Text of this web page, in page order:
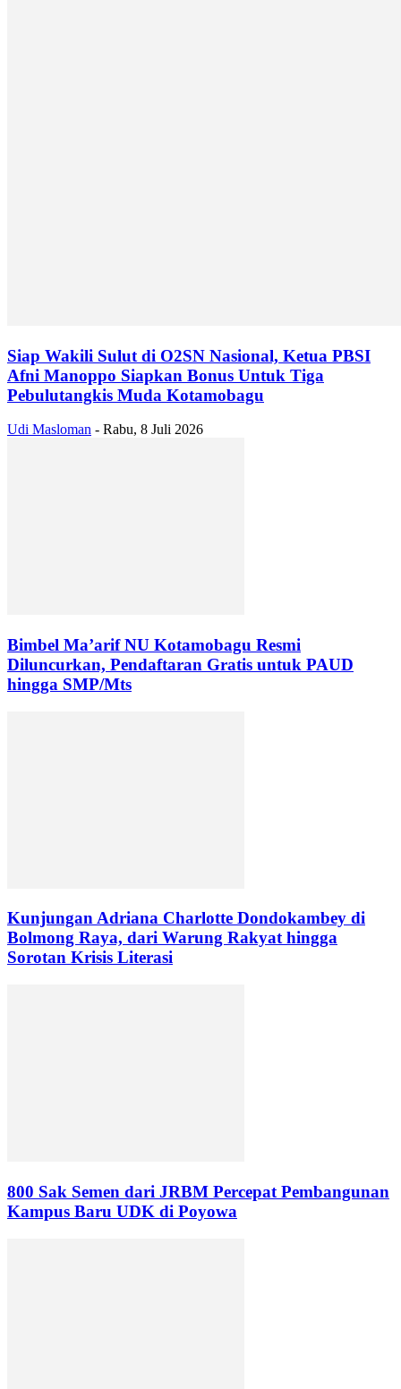
Siap Wakili Sulut di O2SN Nasional, Ketua PBSI
Afni Manoppo Siapkan Bonus Untuk Tiga
Pebulutangkis Muda Kotamobagu
Udi Masloman - Rabu, 8 Juli 2026
Bimbel Ma’arif NU Kotamobagu Resmi
Diluncurkan, Pendaftaran Gratis untuk PAUD
hingga SMP/Mts
Kunjungan Adriana Charlotte Dondokambey di
Bolmong Raya, dari Warung Rakyat hingga
Sorotan Krisis Literasi
800 Sak Semen dari JRBM Percepat Pembangunan
Kampus Baru UDK di Poyowa